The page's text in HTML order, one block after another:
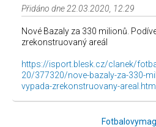
Přidáno dne 22.03.2020, 12:29
Nové Bazaly za 330 milionů.
zrekonstruovaný areál
https://isport.blesk.cz/clanek/
20/377320/nove-bazaly-za-330-
vypada-zrekonstruovany-areal.html